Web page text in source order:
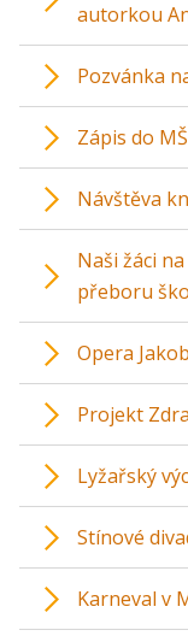
autorkou
Pozvánka
Zápis do
Návštěva
Naši žáci
přeboru
Opera
Projekt
Lyžařský
Stínové
Karneval v